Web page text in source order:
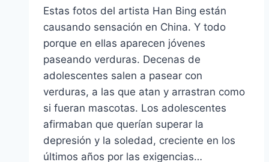
Estas fotos del artista Han Bing están
causando sensación en China. Y todo
porque en ellas aparecen jóvenes
paseando verduras. Decenas de
adolescentes salen a pasear con
verduras, a las que atan y arrastran como
si fueran mascotas. Los adolescentes
afirmaban que querían superar la
depresión y la soledad, creciente en los
últimos años por las exigencias…